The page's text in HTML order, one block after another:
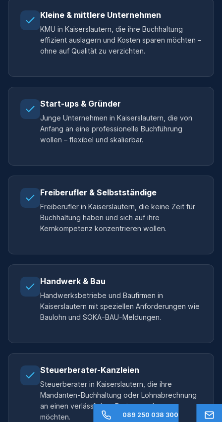
Kleine & mittlere Unternehmen
KMU in Kaiserslautern, die ihre Buchhaltung
effizient auslagern und Kosten sparen möchten –
ohne auf Qualität zu verzichten.
Start-ups & Gründer
Junge Unternehmen in Kaiserslautern, die von
Anfang an eine professionelle Buchführung
wollen – flexibel und skalierbar.
Freiberufler & Selbstständige
Freiberufler in Kaiserslautern, die keine Zeit für
Buchhaltung haben und sich auf ihre
Kernkompetenz konzentrieren wollen.
Handwerk & Bau
Handwerksbetriebe und Baufirmen in
Kaiserslautern mit speziellen Anforderungen wie
Baulohn und SOKA-BAU-Meldungen.
Steuerberater-Kanzleien
Steuerberater in Kaiserslautern, die ihre
Mandanten-Buchhaltung oder Lohnabrechnung
an einen verlässlichen Partner auslagern
möchten.
089 250 038 300